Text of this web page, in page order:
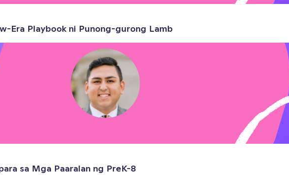
Era Playbook ni Punong-gurong Lamb
sa Mga Paaralan ng PreK-8